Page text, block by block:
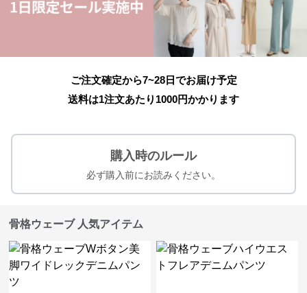
ご注文確定から7~28日でお届け予定
送料は1注文あたり 1000円かかります
購入時のルール
必ず購入前にお読みください。
骨格ウェーブ 人気アイテム